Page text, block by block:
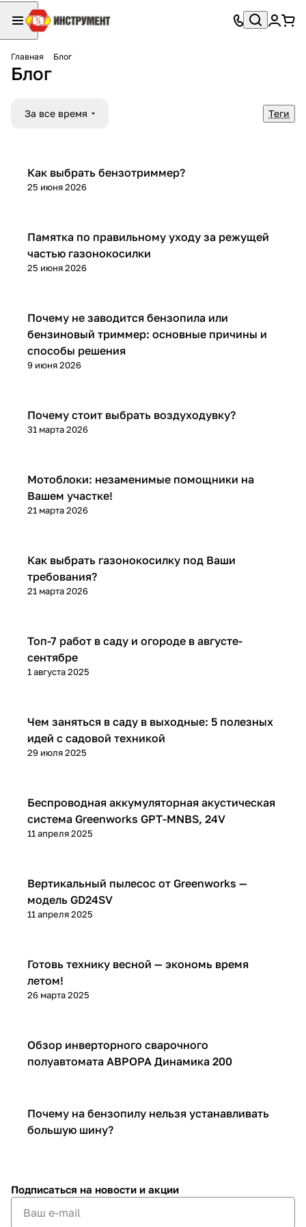
Главная Блог
Блог
За все время Теги
25 июня 2026
Как выбрать бензотриммер?
25 июня 2026
Памятка по правильному уходу за режущей
частью газонокосилки
9 июня 2026
Почему не заводится бензопила или
бензиновый триммер: основные причины и
способы решения
31 марта 2026
Почему стоит выбрать воздуходувку?
21 марта 2026
Мотоблоки: незаменимые помощники на
Вашем участке!
21 марта 2026
Как выбрать газонокосилку под Ваши
требования?
1 августа 2025
Топ-7 работ в саду и огороде в августе-
сентябре
29 июля 2025
Чем заняться в саду в выходные: 5 полезных
идей с садовой техникой
11 апреля 2025
Беспроводная аккумуляторная акустическая
система Greenworks GPT-MNBS, 24V
11 апреля 2025
Вертикальный пылесос от Greenworks —
модель GD24SV
26 марта 2025
Готовь технику весной — экономь время
летом!
Обзор инверторного сварочного
полуавтомата АВРОРА Динамика 200
Почему на бензопилу нельзя устанавливать
большую шину?
Подписаться на новости и акции